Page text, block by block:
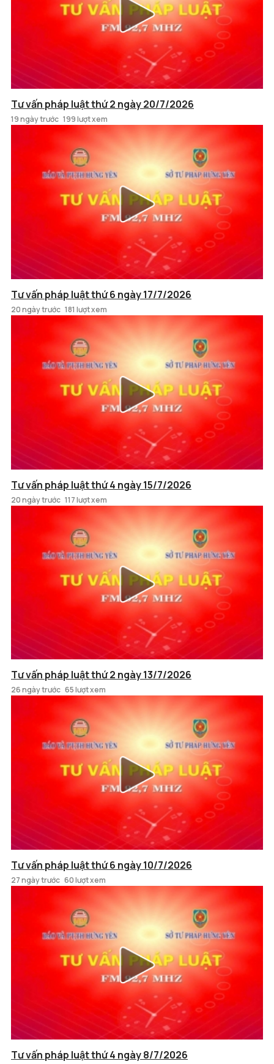
Tư vấn pháp luật thứ 2 ngày 20/7/2026
19 ngày trước 199 lượt xem
Tư vấn pháp luật thứ 6 ngày 17/7/2026
20 ngày trước 181 lượt xem
Tư vấn pháp luật thứ 4 ngày 15/7/2026
20 ngày trước 117 lượt xem
Tư vấn pháp luật thứ 2 ngày 13/7/2026
26 ngày trước 65 lượt xem
Tư vấn pháp luật thứ 6 ngày 10/7/2026
27 ngày trước 60 lượt xem
Tư vấn pháp luật thứ 4 ngày 8/7/2026